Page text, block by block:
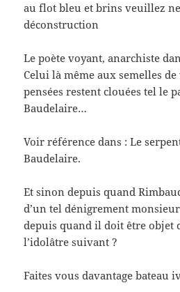
au flot bleu et brins veuillez
déconstruction
Le poète voyant, anarchiste
Celui là même aux semelles
pensées restent clouées tel le
Baudelaire…
Voir référence dans : Le
Baudelaire.
Et sinon depuis quand
d’un tel dénigrement
depuis quand il doit être objet
l’idolâtre suivant ?
Faites vous davantage bateau